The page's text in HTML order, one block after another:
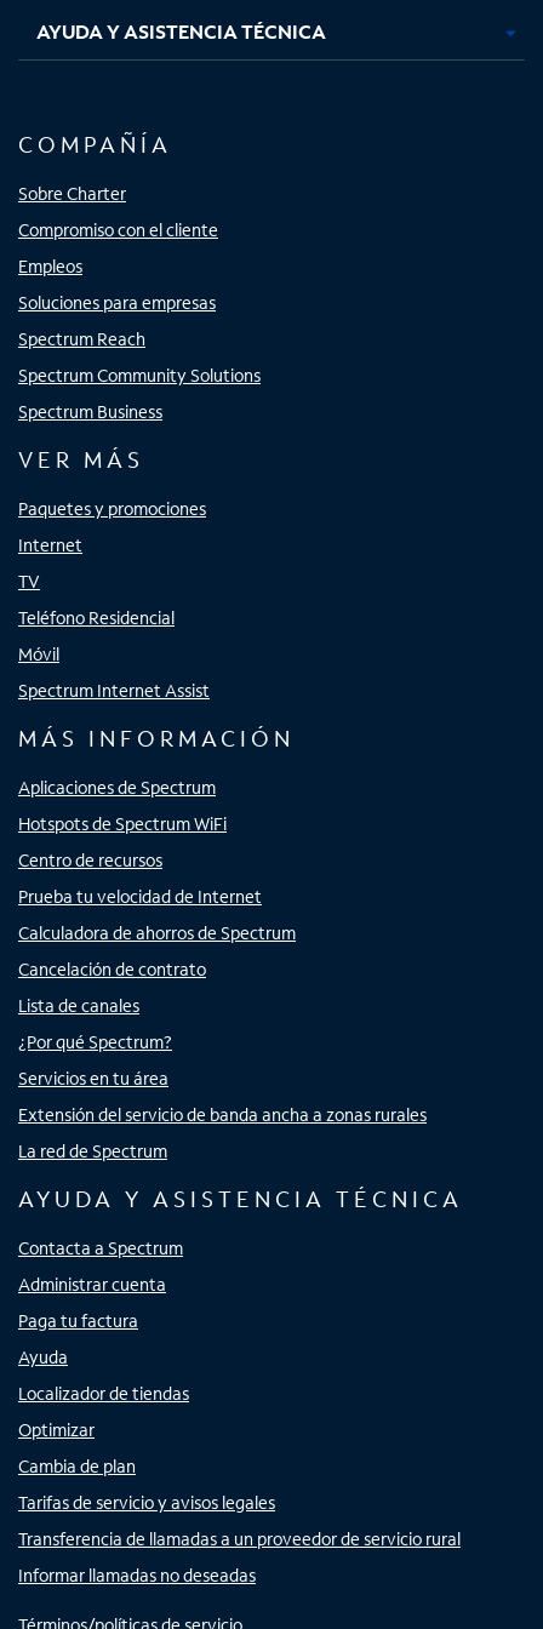
AYUDA Y ASISTENCIA TÉCNICA
COMPAÑÍA
Sobre Charter
Compromiso con el cliente
Empleos
Soluciones para empresas
Spectrum Reach
Spectrum Community Solutions
Spectrum Business
VER MÁS
Paquetes y promociones
Internet
TV
Teléfono Residencial
Móvil
Spectrum Internet Assist
MÁS INFORMACIÓN
Aplicaciones de Spectrum
Hotspots de Spectrum WiFi
Centro de recursos
Prueba tu velocidad de Internet
Calculadora de ahorros de Spectrum
Cancelación de contrato
Lista de canales
¿Por qué Spectrum?
Servicios en tu área
Extensión del servicio de banda ancha a zonas rurales
La red de Spectrum
AYUDA Y ASISTENCIA TÉCNICA
Contacta a Spectrum
Administrar cuenta
Paga tu factura
Ayuda
Localizador de tiendas
Optimizar
Cambia de plan
Tarifas de servicio y avisos legales
Transferencia de llamadas a un proveedor de servicio rural
Informar llamadas no deseadas